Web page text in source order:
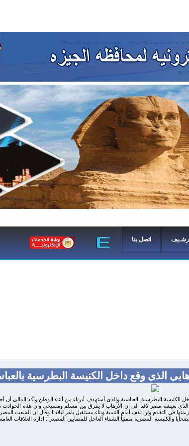
اتصل بنا
الذى وقع داخل الكنيسة البطرسية
البطرسية بالعباسية والذى أستهدف أبرياء من أبناء الوطن وأكد الدالى أن
تعيشه مصر لافتا الى ان الأرهاب لا يفرق بين مسلم ومسيحى وان هذه الحوادث
فى التقدم ولن يقف أمام التنمية وبناء مستقبل باهر لبلادنا وقال ان الشعب
والكنيسة المصرية متمنياً الشفاء العاجل للمصابين المصدر : ادارة العلاقات